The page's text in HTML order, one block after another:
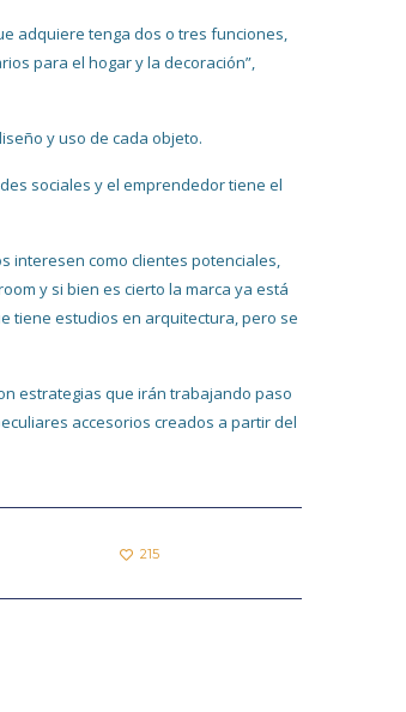
adquiere tenga dos o tres funciones,
para el hogar y la decoración”,
y uso de cada objeto.
sociales y el emprendedor tiene el
interesen como clientes potenciales,
y si bien es cierto la marca ya está
tiene estudios en arquitectura, pero se
estrategias que irán trabajando paso
accesorios creados a partir del
215